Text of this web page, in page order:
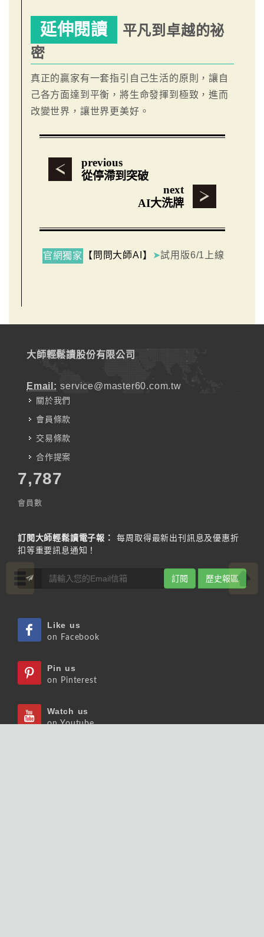
延伸閱讀
平凡到卓越的祕
密
真正的贏家有一套指引自己生活的原則，讓自
己各方面達到平衡，將生命發揮到極致，進而
改變世界，讓世界更美好。
previous
從停滯到突破
next
AI大洗牌
官網獨家 【問問大師AI】 ➤試用版6/1上線
大師輕鬆讀股份有限公司
Email: service@master60.com.tw
關於我們
會員條款
交易條款
合作提案
7,787
會員數
訂閱大師輕鬆讀電子報：
每周取得最新出刊訊息及優惠折
扣等重要訊息通知！
訂閱 歷史報區
Like us
on Facebook
Pin us
on Pinterest
Watch us
on Youtube